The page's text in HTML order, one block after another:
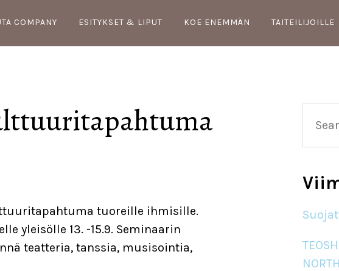
COMPANY ESITYKSET & LIPUT KOE ENEMMÄN TAITEILIJOILLE
tuoreille ihmisille.
yleisölle 13. -15.9. Seminaarin
teatteria, tanssia, musisointia,
this